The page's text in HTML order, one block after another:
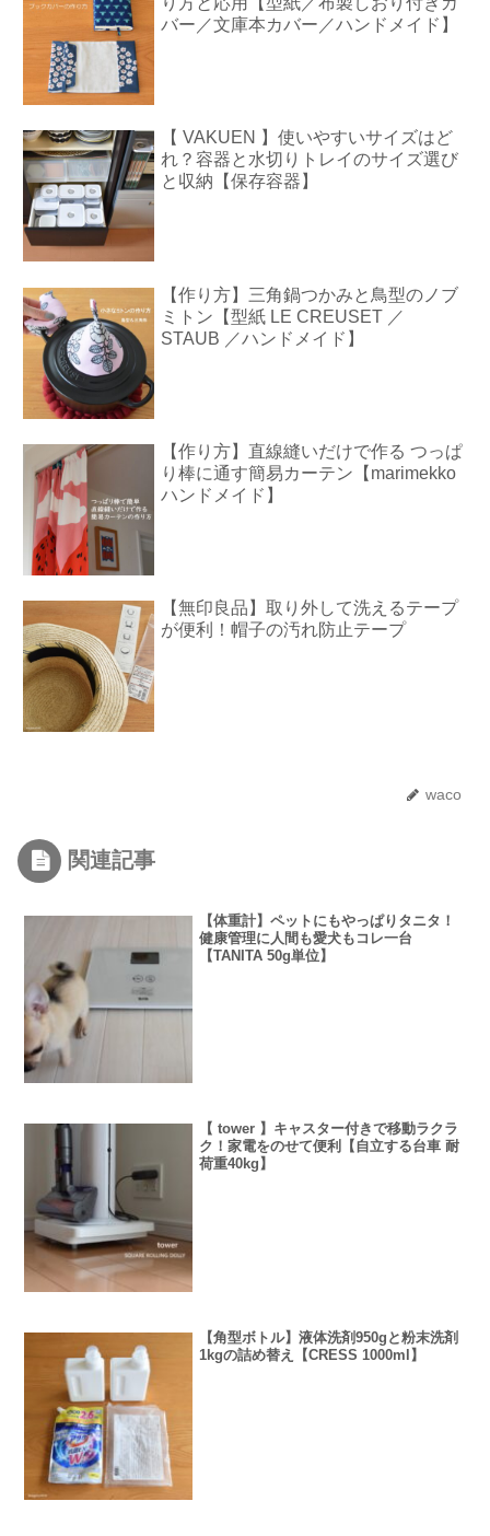
バー／文庫本カバー／ハンドメイド】
【 VAKUEN 】使いやすいサイズはど
れ？容器と水切りトレイのサイズ選び
と収納【保存容器】
【作り方】三角鍋つかみと鳥型のノブ
ミトン【型紙 LE CREUSET ／
STAUB ／ハンドメイド】
【作り方】直線縫いだけで作る つっぱ
り棒に通す簡易カーテン【marimekko
ハンドメイド】
【無印良品】取り外して洗えるテープ
が便利！帽子の汚れ防止テープ
waco
関連記事
【体重計】ペットにもやっぱりタニタ！
健康管理に人間も愛犬もコレ一台
【TANITA 50g単位】
【 tower 】キャスター付きで移動ラクラ
ク！家電をのせて便利【自立する台車 耐
荷重40kg】
【角型ボトル】液体洗剤950gと粉末洗剤
1kgの詰め替え【CRESS 1000ml】